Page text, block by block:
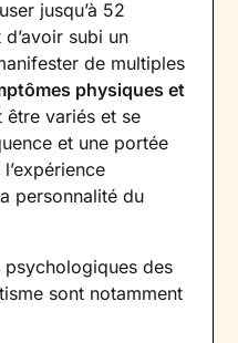
jusqu’à 52
subi un
de multiples
physiques et
être variés et se
et une portée
personnalité du
psychologiques des
sont notamment